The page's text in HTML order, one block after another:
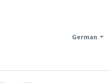
German